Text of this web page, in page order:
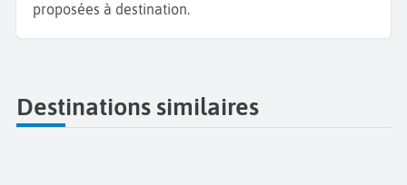
proposées à destination.
Destinations similaires